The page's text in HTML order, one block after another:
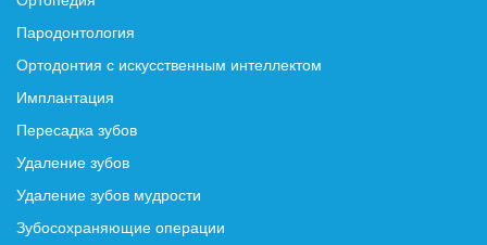
Пародонтология
Ортодонтия с искусственным интеллектом
Имплантация
Пересадка зубов
Удаление зубов
Удаление зубов мудрости
Зубосохраняющие операции